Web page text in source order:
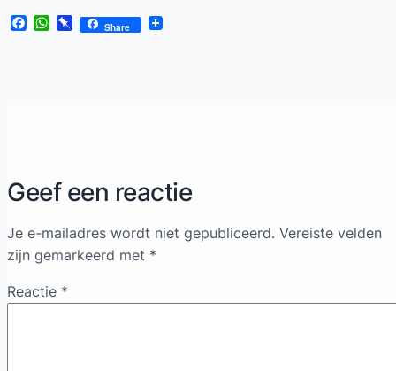
Facebook
WhatsApp
Pinboard
Share
Geef een reactie
Je e-mailadres wordt niet gepubliceerd. Vereiste velden
zijn gemarkeerd met *
Reactie *